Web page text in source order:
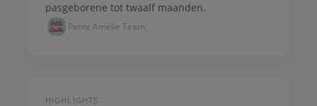
pasgeborene tot twaalf maanden.
Petite Amélie Team,
HIGHLIGHTS